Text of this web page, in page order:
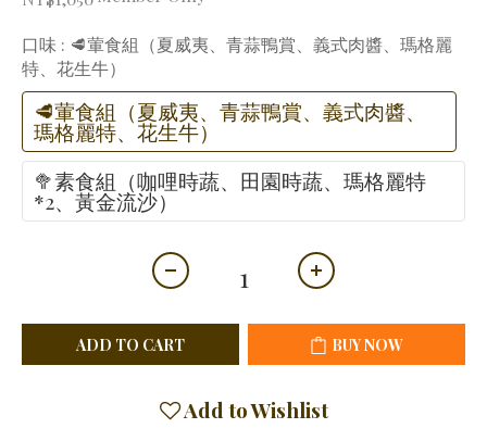
口味 : 🥩葷食組（夏威夷、青蒜鴨賞、義式肉醬、瑪格麗
特、花生牛）
🥩葷食組（夏威夷、青蒜鴨賞、義式肉醬、
瑪格麗特、花生牛）
🥦素食組（咖哩時蔬、田園時蔬、瑪格麗特
*2、黃金流沙）
ADD TO CART BUY NOW
Add to Wishlist